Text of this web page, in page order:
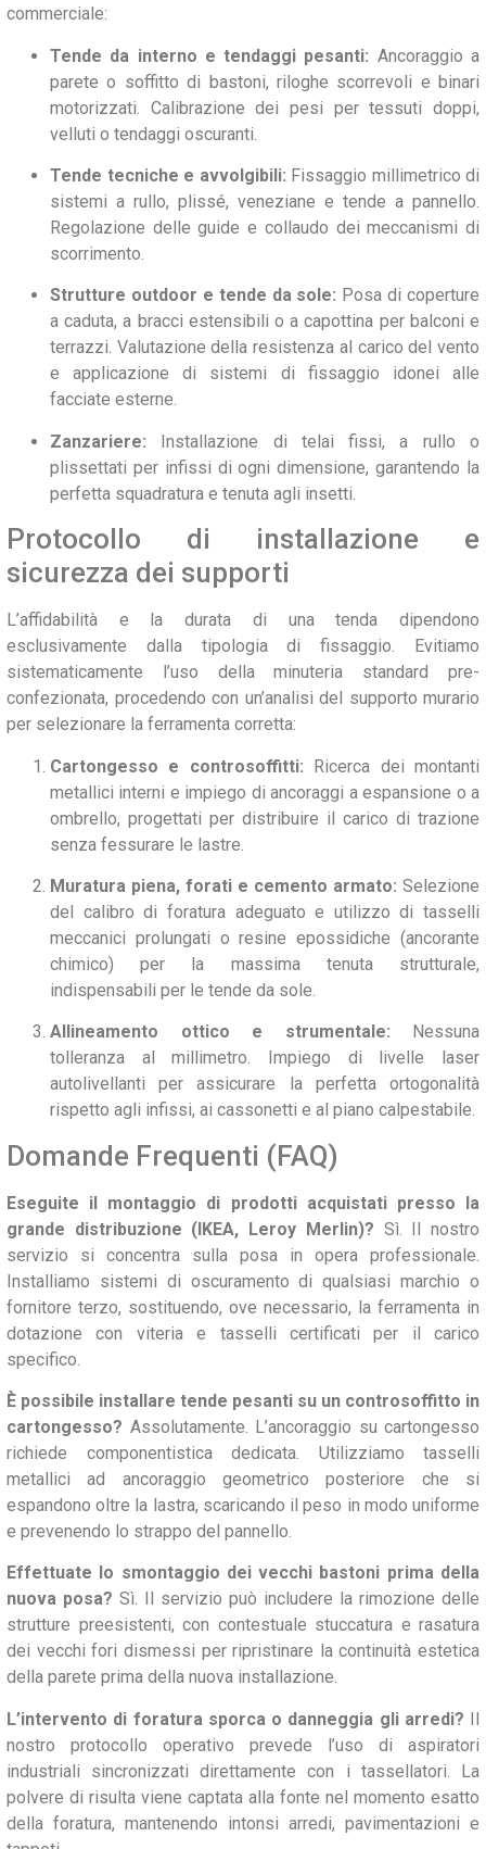
commerciale:
Tende da interno e tendaggi pesanti: Ancoraggio a
parete o soffitto di bastoni, riloghe scorrevoli e binari
motorizzati. Calibrazione dei pesi per tessuti doppi,
velluti o tendaggi oscuranti.
Tende tecniche e avvolgibili: Fissaggio millimetrico di
sistemi a rullo, plissé, veneziane e tende a pannello.
Regolazione delle guide e collaudo dei meccanismi di
scorrimento.
Strutture outdoor e tende da sole: Posa di coperture
a caduta, a bracci estensibili o a capottina per balconi e
terrazzi. Valutazione della resistenza al carico del vento
e applicazione di sistemi di fissaggio idonei alle
facciate esterne.
Zanzariere: Installazione di telai fissi, a rullo o
plissettati per infissi di ogni dimensione, garantendo la
perfetta squadratura e tenuta agli insetti.
Protocollo di installazione e
sicurezza dei supporti
L’affidabilità e la durata di una tenda dipendono
esclusivamente dalla tipologia di fissaggio. Evitiamo
sistematicamente l’uso della minuteria standard pre-
confezionata, procedendo con un’analisi del supporto murario
per selezionare la ferramenta corretta:
Cartongesso e controsoffitti: Ricerca dei montanti
metallici interni e impiego di ancoraggi a espansione o a
ombrello, progettati per distribuire il carico di trazione
senza fessurare le lastre.
Muratura piena, forati e cemento armato: Selezione
del calibro di foratura adeguato e utilizzo di tasselli
meccanici prolungati o resine epossidiche (ancorante
chimico) per la massima tenuta strutturale,
indispensabili per le tende da sole.
Allineamento ottico e strumentale: Nessuna
tolleranza al millimetro. Impiego di livelle laser
autolivellanti per assicurare la perfetta ortogonalità
rispetto agli infissi, ai cassonetti e al piano calpestabile.
Domande Frequenti (FAQ)
Eseguite il montaggio di prodotti acquistati presso la
grande distribuzione (IKEA, Leroy Merlin)? Sì. Il nostro
servizio si concentra sulla posa in opera professionale.
Installiamo sistemi di oscuramento di qualsiasi marchio o
fornitore terzo, sostituendo, ove necessario, la ferramenta in
dotazione con viteria e tasselli certificati per il carico
specifico.
È possibile installare tende pesanti su un controsoffitto in
cartongesso? Assolutamente. L’ancoraggio su cartongesso
richiede componentistica dedicata. Utilizziamo tasselli
metallici ad ancoraggio geometrico posteriore che si
espandono oltre la lastra, scaricando il peso in modo uniforme
e prevenendo lo strappo del pannello.
Effettuate lo smontaggio dei vecchi bastoni prima della
nuova posa? Sì. Il servizio può includere la rimozione delle
strutture preesistenti, con contestuale stuccatura e rasatura
dei vecchi fori dismessi per ripristinare la continuità estetica
della parete prima della nuova installazione.
L’intervento di foratura sporca o danneggia gli arredi? Il
nostro protocollo operativo prevede l’uso di aspiratori
industriali sincronizzati direttamente con i tassellatori. La
polvere di risulta viene captata alla fonte nel momento esatto
della foratura, mantenendo intonsi arredi, pavimentazioni e